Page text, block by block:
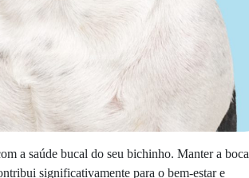
a saúde bucal do seu bichinho. Manter a boca
significativamente para o bem-estar e